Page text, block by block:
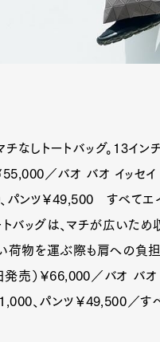
なしトートバッグ。13イ
／バオ バオ イッセイ
パンツ￥49,500 すべてエ
バッグは、マチが広いた
荷物を運ぶ際も肩への負
）￥66,000／バオ バオ
、パンツ￥49,500／す